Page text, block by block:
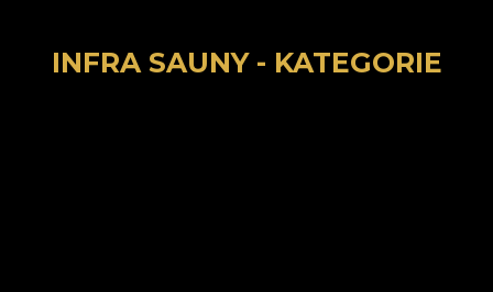
INFRA SAUNY - KATEGORIE